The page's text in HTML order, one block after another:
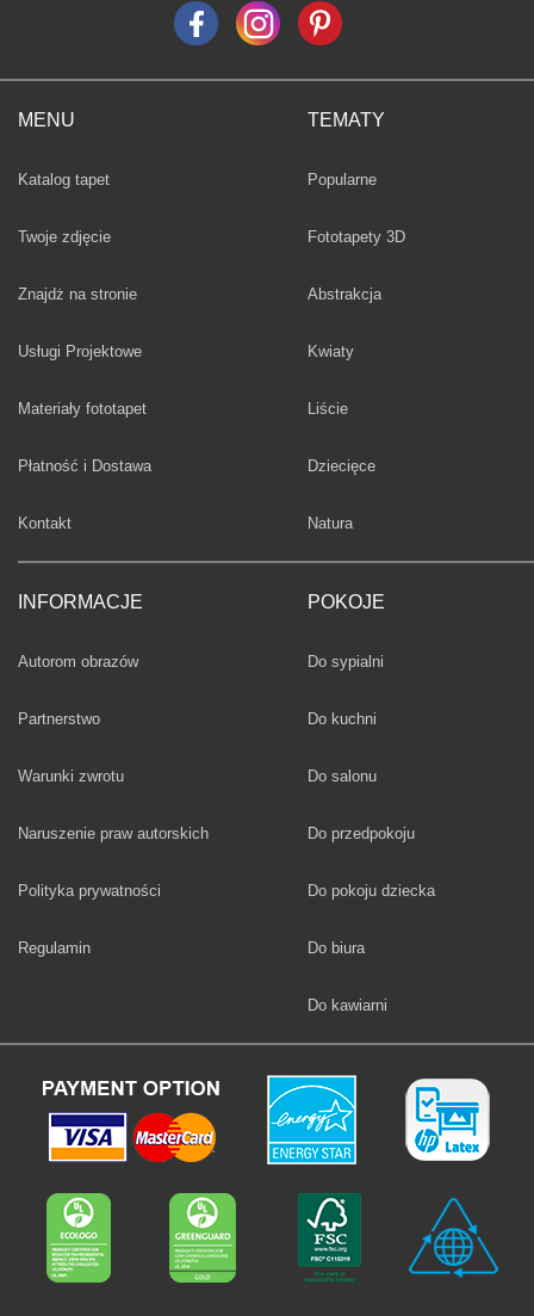
MENU
Katalog tapet
Twoje zdjęcie
Znajdż na stronie
Usługi Projektowe
Materiały fototapet
Płatność i Dostawa
Kontakt
INFORMACJE
Autorom obrazów
Partnerstwo
Warunki zwrotu
Naruszenie praw autorskich
Polityka prywatności
Regulamin
TEMATY
Fototapety
Popularne
Fototapety 3D
Fototapety
Abstrakcja
Fototapety
Kwiaty
Fototapety
Liście
Fototapety
Dziecięce
Fototapety
Natura
POKOJE
Fototapety
Do sypialni
Fototapety
Do kuchni
Fototapety
Do salonu
Fototapety
Do przedpokoju
Fototapety
Do pokoju dziecka
Fototapety
Do biura
Fototapety
Do kawiarni